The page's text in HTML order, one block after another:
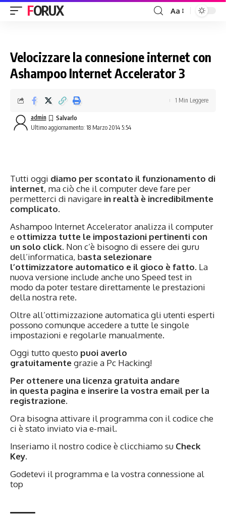
FORUX Aa
Velocizzare la connesione internet con
Ashampoo Internet Accelerator 3
Ultimo aggiornamento: 18 Marzo 2014 5:54
admin
1 Min Leggere
Tutti oggi diamo per scontato il funzionamento di
internet, ma ciò che il computer deve fare per
permetterci di navigare in realtà è incredibilmente
complicato.
Ashampoo Internet Accelerator analizza il computer
e ottimizza tutte le impostazioni pertinenti con
un solo click. Non c’è bisogno di essere dei guru
dell’informatica, basta selezionare
l’ottimizzatore automatico e il gioco è fatto. La
nuova versione include anche uno Speed test in
modo da poter testare direttamente le prestazioni
della nostra rete.
Oltre all’ottimizzazione automatica gli utenti esperti
possono comunque accedere a tutte le singole
impostazioni e regolarle manualmente.
Oggi tutto questo puoi averlo
gratuitamentegrazie a Pc Hacking!
Per ottenere una licenza gratuita andare
in questa pagina e inserire la vostra email per la
registrazione.
Ora bisogna attivare il programma con il codice che
ci è stato inviato via e-mail.
Inseriamo il nostro codice è clicchiamo su Check
Key.
Godetevi il programma e la vostra connessione al
top